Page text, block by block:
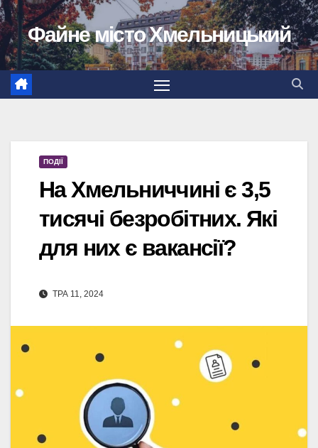
Перейти
до
вмісту
Файне місто Хмельницький
ПОДІЇ
На Хмельниччині є 3,5
тисячі безробітних. Які
для них є вакансії?
ТРА 11, 2024